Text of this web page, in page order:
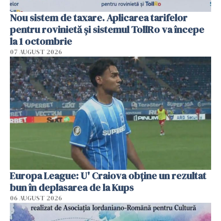
Nou sistem de taxare. Aplicarea tarifelor
pentru rovinietă şi sistemul TollRo va începe
la 1 octombrie
07 AUGUST 2026
Europa League: U' Craiova obține un rezultat
bun în deplasarea de la Kups
06 AUGUST 2026